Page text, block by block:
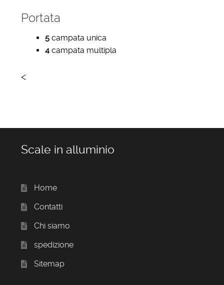
Portata
5 campata unica
4 campata multipla
<
Scale in alluminio
Home
Contatti
Chi siamo
spedizione
Sitemap